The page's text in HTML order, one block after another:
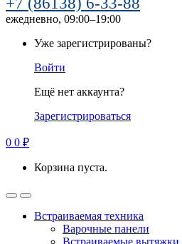
ежедневно, 09:00–19:00
Уже зарегистрированы?
Войти
Ещё нет аккаунта?
Зарегистрироваться
0 0 ₽
Корзина пуста.
Встраиваемая техника
Варочные панели
Встраиваемые вытяжки